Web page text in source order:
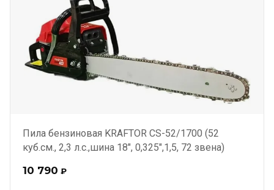
Пила бензиновая KRAFTOR CS-52/1700 (52
куб.см., 2,3 л.с.,шина 18", 0,325",1,5, 72 звена)
10 790 ₽